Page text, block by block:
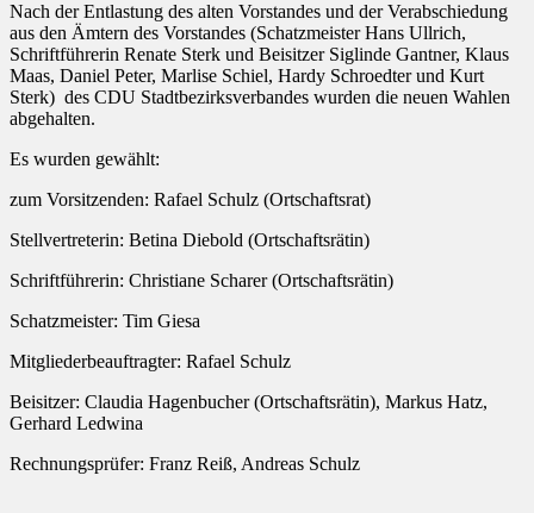
Nach der Entlastung des alten Vorstandes und der Verabschiedung
aus den Ämtern des Vorstandes (Schatzmeister Hans Ullrich,
Schriftführerin Renate Sterk und Beisitzer Siglinde Gantner, Klaus
Maas, Daniel Peter, Marlise Schiel, Hardy Schroedter und Kurt
Sterk) des CDU Stadtbezirksverbandes wurden die neuen Wahlen
abgehalten.
Es wurden gewählt:
zum Vorsitzenden: Rafael Schulz (Ortschaftsrat)
Stellvertreterin: Betina Diebold (Ortschaftsrätin)
Schriftführerin: Christiane Scharer (Ortschaftsrätin)
Schatzmeister: Tim Giesa
Mitgliederbeauftragter: Rafael Schulz
Beisitzer: Claudia Hagenbucher (Ortschaftsrätin), Markus Hatz,
Gerhard Ledwina
Rechnungsprüfer: Franz Reiß, Andreas Schulz